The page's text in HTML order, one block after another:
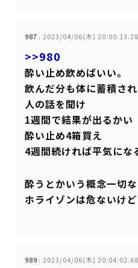
987 : 2023/04/06(木)
>>980
酔い止め飲めばいい。
飲んだ分も体に蓄積さ
人の話を聞け
1週間で結果が出るかい
酔い止め4箱買え
4週間続ければ平気にな
酔うとかいう概念一切
ホライゾンは危ないけど
989 : 2023/04/06(木)